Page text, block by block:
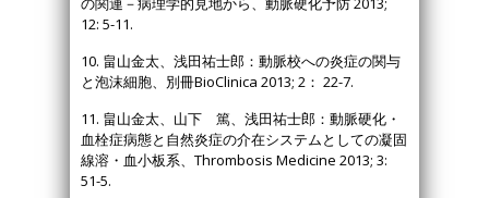
12: 5-11.
10. 畠山金太、浅田祐士郎：動脈校への炎症の関与
と泡沫細胞、別冊BioClinica 2013; 2： 22-7.
11. 畠山金太、山下 篤、浅田祐士郎：動脈硬化・
血栓症病態と自然炎症の介在システムとしての凝固
線溶・血小板系、Thrombosis Medicine 2013; 3:
51-5.